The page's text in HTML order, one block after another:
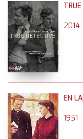
2014
EN
1951